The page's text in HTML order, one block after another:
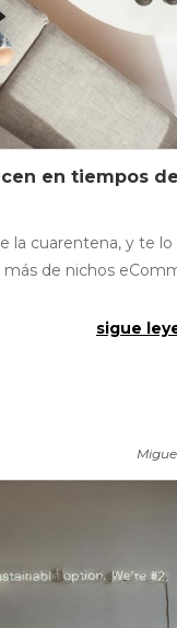
en tiempos de
la cuarentena, y te
de nichos
sigue